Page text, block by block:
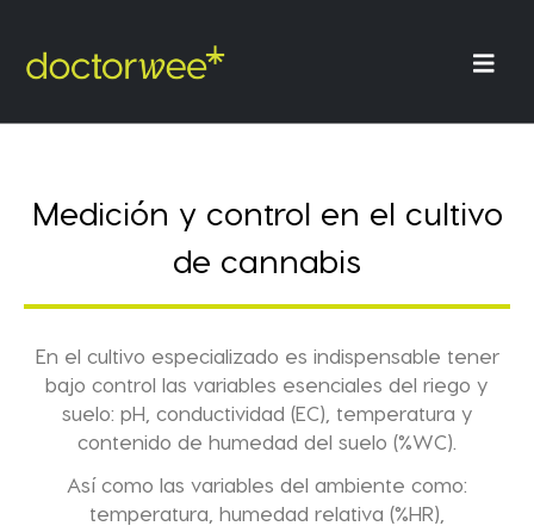
Medición y control en el cultivo
de cannabis
En el cultivo especializado es indispensable tener
bajo control las variables esenciales del riego y
suelo: pH, conductividad (EC), temperatura y
contenido de humedad del suelo (%WC).
Así como las variables del ambiente como:
temperatura, humedad relativa (%HR),